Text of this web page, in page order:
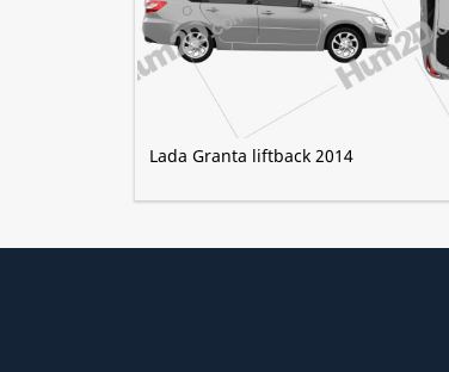
Lada Granta liftback 2014